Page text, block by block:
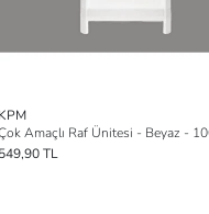
KPM
Amaçlı Raf Ünitesi - Beyaz -
549,90 TL